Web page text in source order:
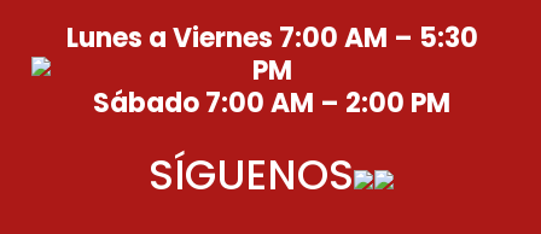
Lunes a Viernes 7:00 AM – 5:30
PM
Sábado 7:00 AM – 2:00 PM
SÍGUENOS